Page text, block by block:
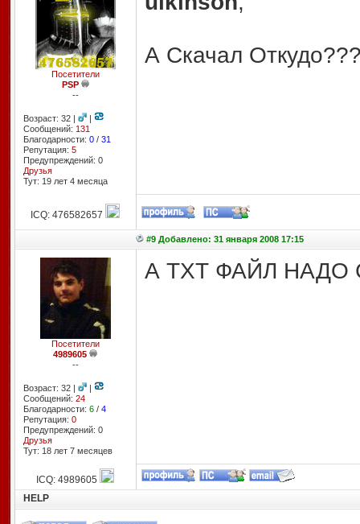
Посетители
PSP
--
Возраст: 32 |
|
Сообщений: 131
Благодарности: 0/ 31
Репутация: 5
Предупреждений: 0
Друзья
Тут: 19 лет 4 месяцa
А Скачал
ICQ: 476582657
#9 Добавлено: 31 января 2008 17:15
Посетители
4989605
--
Возраст: 32 |
|
Сообщений: 24
Благодарности: 6/ 4
Репутация: 0
Предупреждений: 0
Друзья
Тут: 18 лет 7 месяцев
А ТХТ ФАЙЛ
ICQ: 4989605
HELP